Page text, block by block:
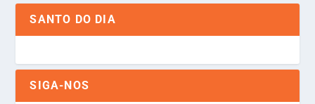
SANTO DO DIA
SIGA-NOS